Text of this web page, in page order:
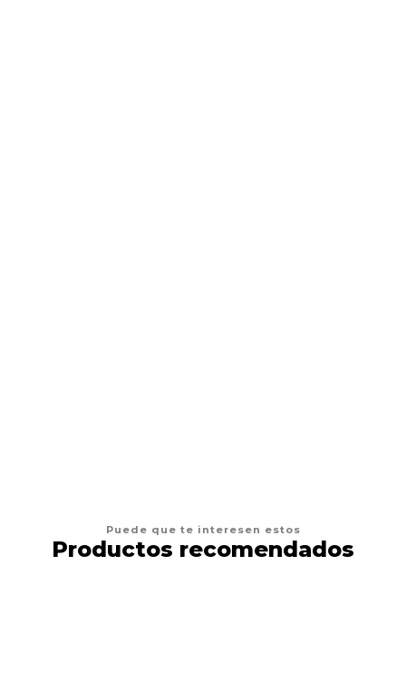
Puede que te interesen estos
Productos recomendados